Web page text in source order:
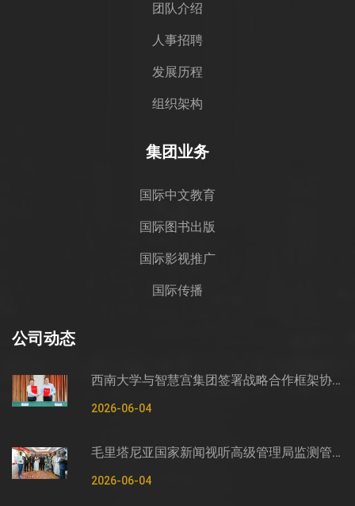
团队介绍
人事招聘
发展历程
组织架构
集团业务
国际中文教育
国际图书出版
国际影视推广
国际传播
公司动态
西南大学与智慧宫集团签署战略合作框架协议
2026-06-04
毛里塔尼亚国家新闻视听高级管理局监测管控司司长穆罕默德·哈桑·埃萨利姆一行莅临智慧宫调研
2026-06-04